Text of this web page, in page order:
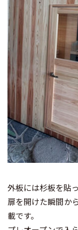
外板には杉板を貼
扉を開けた瞬間か
載です。